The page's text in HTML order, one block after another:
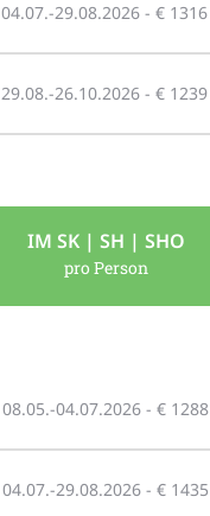
04.07.-29.08.2026 - € 1316
29.08.-26.10.2026 - € 1239
IM SK | SH | SHO
pro Person
08.05.-04.07.2026 - € 1288
04.07.-29.08.2026 - € 1435